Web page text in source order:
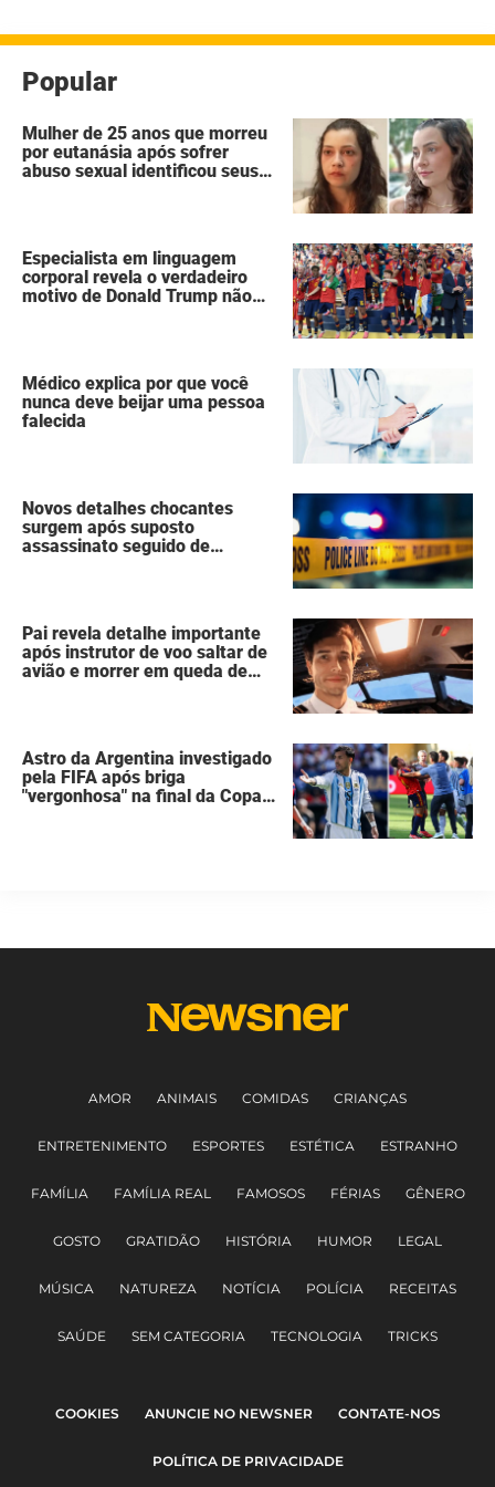
Popular
Mulher de 25 anos que morreu
por eutanásia após sofrer
abuso sexual identificou seus
Especialista em linguagem
corporal revela o verdadeiro
motivo de Donald Trump não
Médico explica por que você
nunca deve beijar uma pessoa
falecida
Novos detalhes chocantes
surgem após suposto
assassinato seguido de
Pai revela detalhe importante
após instrutor de voo saltar de
avião e morrer em queda de
Astro da Argentina investigado
pela FIFA após briga
"vergonhosa" na final da Copa
AMOR ANIMAIS COMIDAS CRIANÇAS
ENTRETENIMENTO ESPORTES ESTÉTICA ESTRANHO
FAMÍLIA FAMÍLIA REAL FAMOSOS FÉRIAS GÊNERO
GOSTO GRATIDÃO HISTÓRIA HUMOR LEGAL
MÚSICA NATUREZA NOTÍCIA POLÍCIA RECEITAS
SAÚDE SEM CATEGORIA TECNOLOGIA TRICKS
COOKIES ANUNCIE NO NEWSNER CONTATE-NOS
POLÍTICA DE PRIVACIDADE